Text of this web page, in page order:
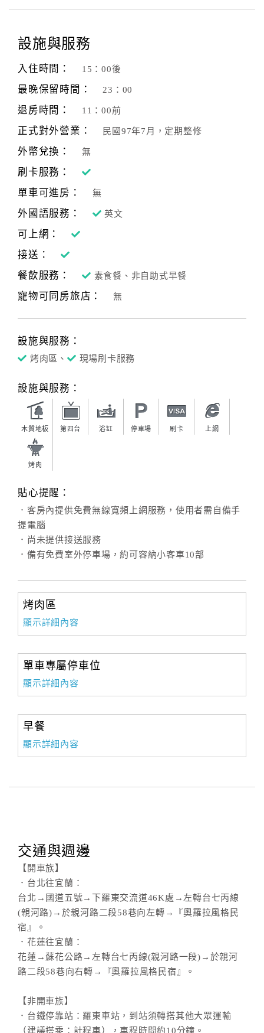
設施與服務
入住時間： 15：00後
最晚保留時間： 23：00
退房時間： 11：00前
正式對外營業： 民國97年7月，定期整修
外幣兌換： 無
刷卡服務：
單車可進房：
無
外國語服務： 英文
可上網：
接送：
餐飲服務：
素食餐、非自助式早餐
寵物可同房旅店： 無
設施與服務：
烤肉區、 現場刷卡服務
設施與服務：
木質地板 第四台 浴缸 停車場 刷卡 上網
烤肉
貼心提醒：
．客房內提供免費無線寬頻上網服務，使用者需自備手
提電腦
．尚未提供接送服務
．備有免費室外停車場，約可容納小客車10部
烤肉區
顯示詳細內容
單車專屬停車位
顯示詳細內容
早餐
顯示詳細內容
交通與週邊
【開車族】
．台北往宜蘭：
台北→國道五號→下羅東交流道46K處→左轉台七丙線
(親河路)→於親河路二段58巷向左轉→『奧羅拉風格民
宿』。
．花蓮往宜蘭：
花蓮→蘇花公路→左轉台七丙線(親河路一段)→於親河
路二段58巷向右轉→『奧羅拉風格民宿』。
【非開車族】
．台鐵停靠站：羅東車站，到站須轉搭其他大眾運輸
（建議搭乘：計程車），車程時間約10分鐘。